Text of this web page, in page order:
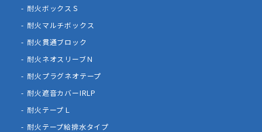
耐火ボックスＳ
耐火マルチボックス
耐火貫通ブロック
耐火ネオスリーブＮ
耐火プラグネオテープ
耐火遮音カバーIRLP
耐火テープＬ
耐火テープ給排水タイプ